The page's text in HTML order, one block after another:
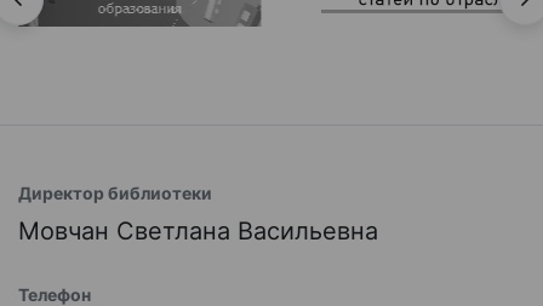
Директор библиотеки
Мовчан Светлана Васильевна
Телефон